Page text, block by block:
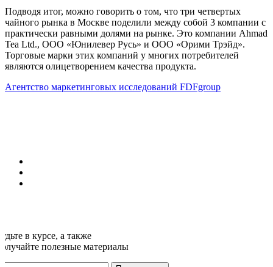
Подводя итог, можно говорить о том, что три четвертых
чайного рынка в Москве поделили между собой 3 компании с
практически равными долями на рынке. Это компании Ahmad
Tea Ltd., ООО «Юнилевер Русь» и ООО «Орими Трэйд».
Торговые марки этих компаний у многих потребителей
являются олицетворением качества продукта.
Агентство маркетинговых исследований FDFgroup
в курсе, а также
полезные материалы